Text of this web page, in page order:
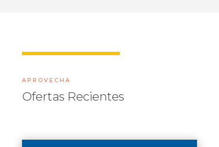
APROVECHA
Ofertas Recientes